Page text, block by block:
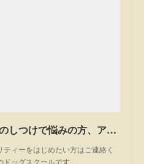
永田ドッグスクール | 犬のしつけで悩みの方、アジリティーを始めたい方は一度ご相談ください。私たちは茨城県笠間市のドッグスクールです。
ィーをはじめたい方はご連絡く
ッグスクールです。